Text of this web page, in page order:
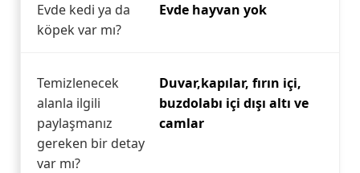
Evde kedi ya da
köpek var mı?
Evde hayvan yok
Temizlenecek
alanla ilgili
paylaşmanız
gereken bir detay
var mı?
Duvar,kapılar, fırın içi,
buzdolabı içi dışı altı ve
camlar